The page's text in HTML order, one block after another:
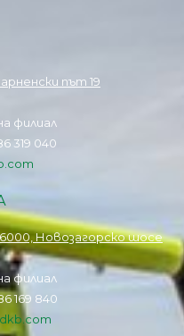
път 19
филиал
319 040
Новозагорско шосе
филиал
169 840